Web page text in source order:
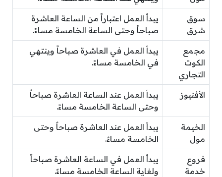
سوق
شرق
يبدأ العمل اعتباراً من الساعة العاشرة
صباحاً وحتى الساعة الخامسة مساءً.
مجمع
الكوت
التجاري
يبدأ العمل في العاشرة صباحاً وينتهي
في الخامسة مساءً.
الأفنيوز
يبدأ العمل عند الساعة العاشرة صباحاً
وحتى الساعة الخامسة مساءً.
الخيمة
مول
يبدأ العمل عند العاشرة صباحاً وحتى
الخامسة مساءً.
فروع
خدمة
يبدأ العمل في الساعة العاشرة صباحاً
ولغاية الساعة الخامسة مساءً.